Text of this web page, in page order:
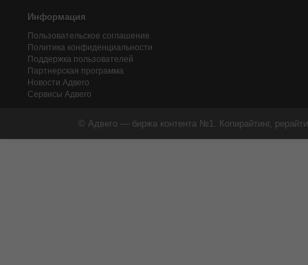
Информация
Пользовательское соглашение
Политика конфиденциальности
Поддержка пользователей
Партнерская программа
Новости Адвего
Сервисы Адвего
© Адвего — биржа контента №1. Копирайтинг,